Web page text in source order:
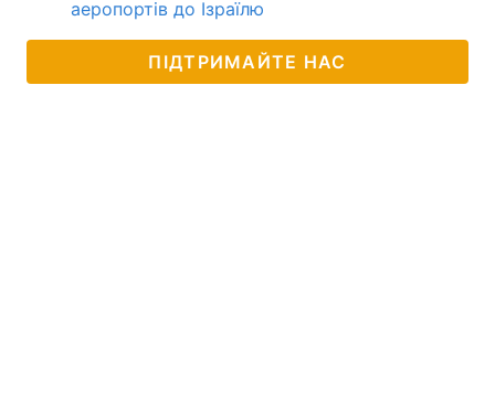
аеропортів до Ізраїлю
ПІДТРИМАЙТЕ НАС